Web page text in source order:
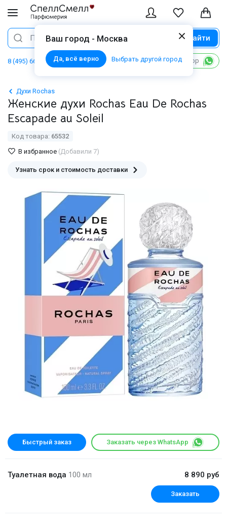
Ваш город - Москва
Да, всё верно Выбрать другой город
Поиск Найти
8 (495) 668 06 02 Написать в WhatsApp
Духи Rochas
Женские духи Rochas Eau De Rochas
Escapade au Soleil
Код товара: 65532
В избранное (Добавили 7)
Узнать срок и стоимость доставки
Быстрый заказ Заказать через WhatsApp
Туалетная вода 100 мл 8 890 руб
Заказать